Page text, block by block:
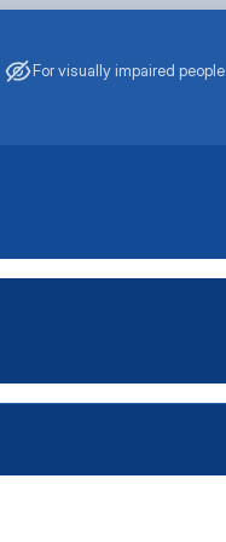
For visually impaired people